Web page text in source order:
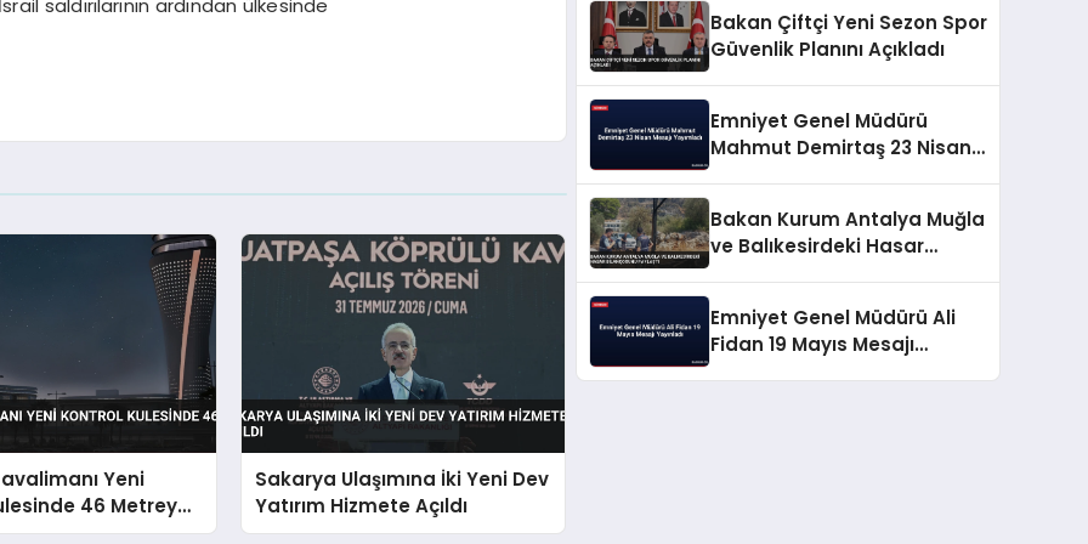
saldırılarının ardından ülkesinde
Yeni
46 Metreye
Sakarya Ulaşımına İki Yeni Dev
Yatırım Hizmete Açıldı
Bakan Çiftçi Yeni Sezon Spor
Güvenlik Planını Açıkladı
Emniyet Genel Müdürü
Mahmut Demirtaş 23 Nisan
Bakan Kurum Antalya Muğla
ve Balıkesirdeki Hasar
Emniyet Genel Müdürü Ali
Fidan 19 Mayıs Mesajı